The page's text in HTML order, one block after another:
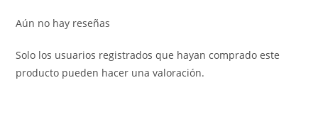
Aún no hay reseñas
Solo los usuarios registrados que hayan comprado este
producto pueden hacer una valoración.